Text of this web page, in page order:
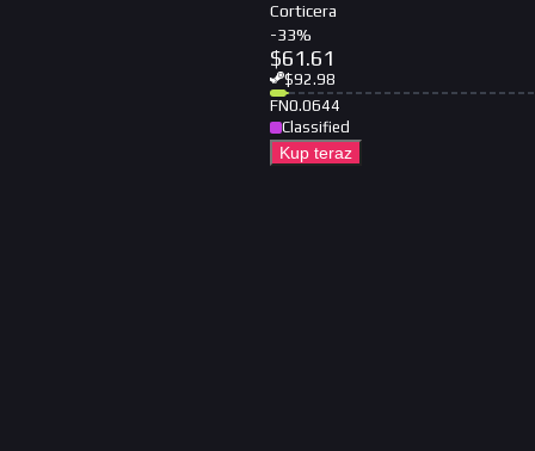
Corticera
-33%
$61.61
$92.98
FN0.0644
Classified
Kup teraz